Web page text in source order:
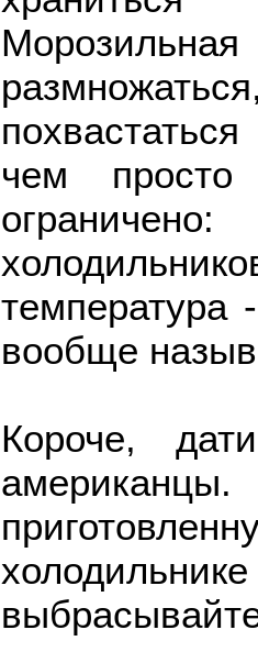
Морозильная
чем
температура
вообще
Короче,